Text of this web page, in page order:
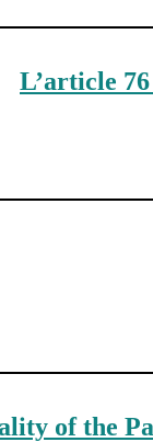
L’article
of the